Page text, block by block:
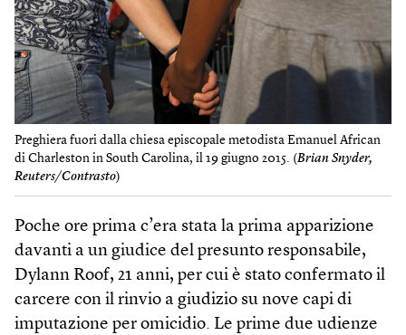
Preghiera fuori dalla chiesa episcopale metodista Emanuel African
di Charleston in South Carolina, il 19 giugno 2015. (Brian Snyder,
Reuters/Contrasto)
Poche ore prima c’era stata la prima apparizione
davanti a un giudice del presunto responsabile,
Dylann Roof, 21 anni, per cui è stato confermato il
carcere con il rinvio a giudizio su nove capi di
imputazione per omicidio. Le prime due udienze